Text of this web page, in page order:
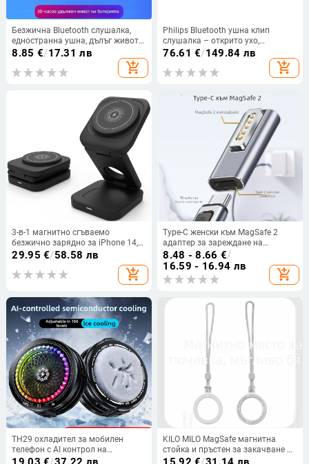
Безжична Bluetooth слушалка,
едностранна ушна, дълъг живот
на батерията, Bluetooth 5.3,
водоустойчива, обхват 15 m,
спортен стил
8.85 €/17.31 лв
add_shopping_cart
Philips Bluetooth ушна клип
слушалка – открито ухо,
безжично, Bluetooth 5.0, повече от
8 часа живот на батерията,
водоустойчив модел TAT3469
76.61 €/149.84 лв
add_shopping_cart
3-в-1 магнитно сгъваемо
безжично зарядно за iPhone 14,
Apple Watch и AirPods — Qi 15W
макс, сгъваем дизайн, магнитно
зареждане, CE/FCC/ROHS
29.95 €/58.58 лв
add_shopping_cart
Type-C женски към MagSafe 2
адаптер за зареждане на
MacBook
8.48 - 8.66 €/
16.59 - 16.94 лв
add_shopping_cart
TH29 охладител за мобилен
телефон с AI контрол на
температурата, четири нива на
KILO MILO MagSafe магнитна
стойка и пръстен за закачване на
чанта, прозрачен дизайн,